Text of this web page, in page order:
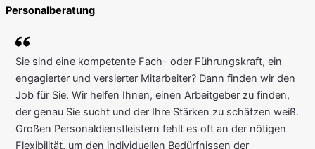
Personalberatung
Sie sind eine kompetente Fach- oder Führungskraft, ein
engagierter und versierter Mitarbeiter? Dann finden wir den
Job für Sie. Wir helfen Ihnen, einen Arbeitgeber zu finden,
der genau Sie sucht und der Ihre Stärken zu schätzen weiß.
Großen Personaldienstleistern fehlt es oft an der nötigen
Flexibilität, um den individuellen Bedürfnissen der